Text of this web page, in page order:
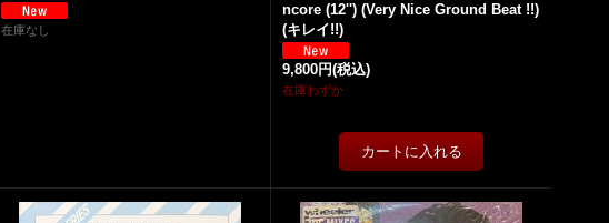
在庫なし
ncore (12'') (Very Nice Ground Beat !!)
(キレイ!!)
9,800円(税込)
在庫わずか